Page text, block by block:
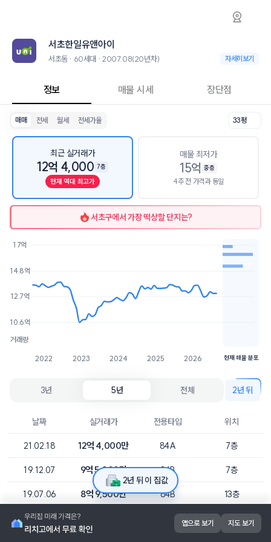
서초동 서초한일유앤아이 아파트 시세·실거래
서초한일유앤아이는 서초동에 위치한 60세대 아파트로, 2007.08 입
2026년 8월 7일 기준 33평형의 매매 시세는 13억, 전세는 8.2억입니
인근 학군으로는 서울서초초등학교, 서일중학교, 반포고등학교가 있습
최고 13층, 용적률 541%, 건폐율 59%의 단지입니다.
서초한일유앤아이
서초한일유앤아이
서초동 · 60세대 · 2007.08(20년차) 서초동 · 60세
자세히보기
정보 매물 시세 장단점
매매 전세 월세 전세가율 33평
최근 실거래가
12억 4,000 7층
현재 역대 최고가
매물 최저가
15억 중층
4주 전 가격과 동일
서초구에서 가장 떡상할 단지는?
2022 2023 2024 2025 2026
거래량
10.6억
12.7억
14.8억
17억
3개
현재 매물 분포
3년 5년 전체 2년 뒤
날짜 실거래가 전용타입 위치
21.02.18 12억 4,000만 84A 7층
19.12.07 9억 5,000만 84B 7층
19.07.06 8억 9,500만 84B 13층
19.04.26 8억 8,000만 84A 12층
2년 뒤 이 집값
앱으로 보기 지도 보기